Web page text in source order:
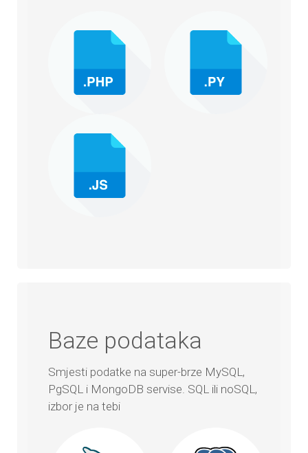
Baze podataka
Smjesti podatke na super-brze MySQL,
PgSQL i MongoDB servise. SQL ili noSQL,
izbor je na tebi